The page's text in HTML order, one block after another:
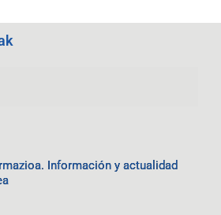
Información y actualidad